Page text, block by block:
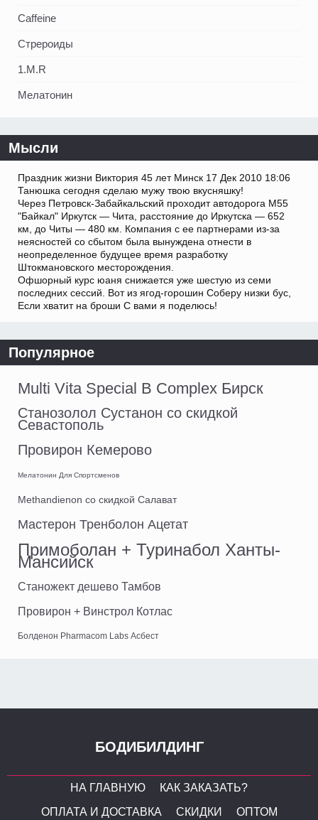
Caffeine
Стрероиды
1.M.R
Мелатонин
Мысли
Праздник жизни Виктория 45 лет Минск 17 Дек 2010 18:06
Танюшка сегодня сделаю мужу твою вкусняшку!
Через Петровск-Забайкальский проходит автодорога М55
"Байкал" Иркутск — Чита, расстояние до Иркутска — 652
км, до Читы — 480 км. Компания с ее партнерами из-за
неясностей со сбытом была вынуждена отнести в
неопределенное будущее время разработку
Штокмановского месторождения.
Офшорный курс юаня снижается уже шестую из семи
последних сессий. Вот из ягод-горошин Соберу низки бус,
Если хватит на броши С вами я поделюсь!
Популярное
Multi Vita Special B Complex Бирск
Станозолол Сустанон со скидкой
Севастополь
Провирон Кемерово
Мелатонин Для Спортсменов
Methandienon со скидкой Салават
Мастерон Тренболон Ацетат
Примоболан + Туринабол Ханты-
Мансийск
Станожект дешево Тамбов
Провирон + Винстрол Котлас
Болденон Pharmacom Labs Асбест
БОДИБИЛДИНГ
НА ГЛАВНУЮ
КАК ЗАКАЗАТЬ?
ОПЛАТА И ДОСТАВКА
СКИДКИ ОПТОМ